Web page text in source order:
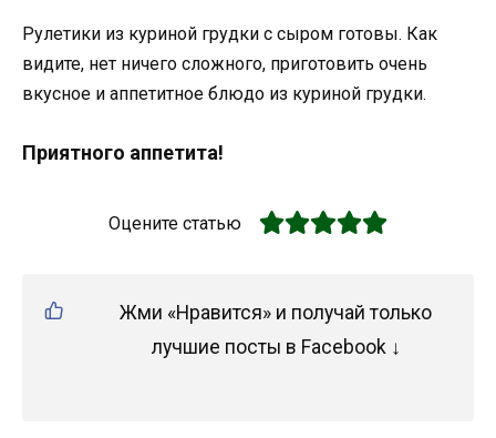
Рулетики из куриной грудки с сыром готовы. Как
видите, нет ничего сложного, приготовить очень
вкусное и аппетитное блюдо из куриной грудки.
Приятного аппетита!
Оцените статью
Жми «Нравится» и получай только
лучшие посты в Facebook ↓